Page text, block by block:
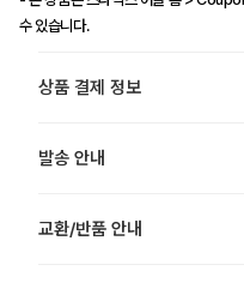
수 있습니다.
상품 결제 정보
발송 안내
교환/반품 안내